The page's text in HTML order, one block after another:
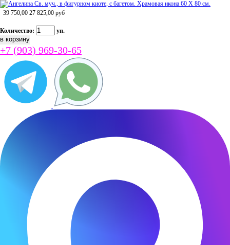
39 750,00 27 825,00 руб
Количество: уп.
+7 (903) 969-30-65